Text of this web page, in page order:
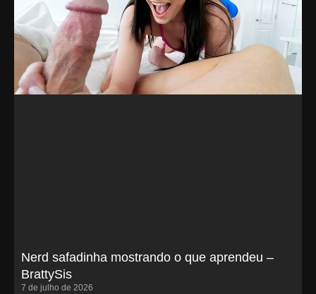
Nerd safadinha mostrando o que aprendeu –
BrattySis
7 de julho de 2026